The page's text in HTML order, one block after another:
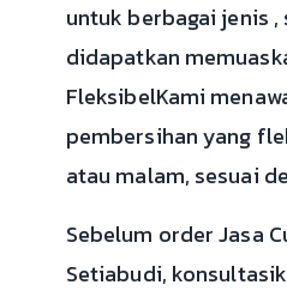
untuk berbagai jenis
didapatkan
FleksibelKami
pembersihan yang
atau malam, sesuai
Sebelum order Jasa
Setiabudi,